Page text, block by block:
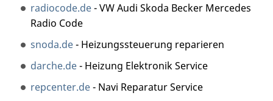
radiocode.de- VW Audi Skoda Becker Mercedes
Radio Code
snoda.de- Heizungssteuerung reparieren
darche.de- Heizung Elektronik Service
repcenter.de- Navi Reparatur Service